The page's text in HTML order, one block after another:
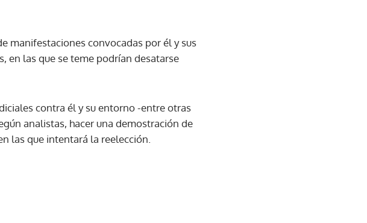
manifestaciones convocadas por él y sus
en las que se teme podrían desatarse
contra él y su entorno -entre otras
analistas, hacer una demostración de
las que intentará la reelección.